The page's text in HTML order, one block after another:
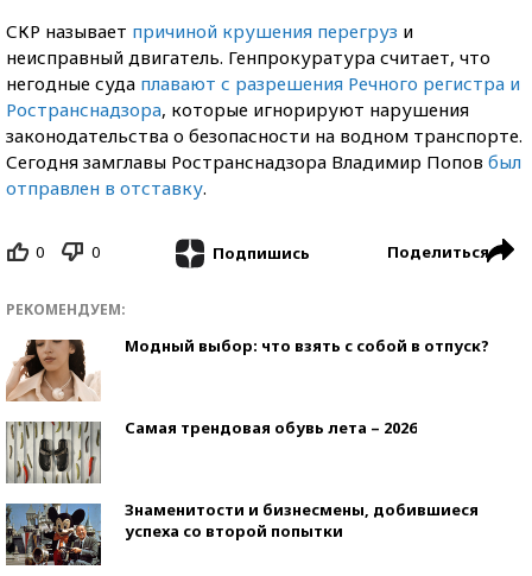
СКР называет причиной крушения перегруз и
неисправный двигатель. Генпрокуратура считает, что
негодные суда плавают с разрешения Речного регистра и
Ространснадзора, которые игнорируют нарушения
законодательства о безопасности на водном транспорте.
Сегодня замглавы Ространснадзора Владимир Попов был
отправлен в отставку.
0 0 Подпишись Поделиться
РЕКОМЕНДУЕМ:
Модный выбор: что взять с собой в отпуск?
Самая трендовая обувь лета – 2026
Знаменитости и бизнесмены, добившиеся
успеха со второй попытки